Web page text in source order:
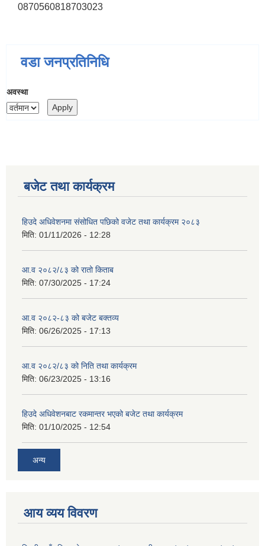
0870560818703023
वडा जनप्रतिनिधि
अवस्था
बजेट तथा कार्यक्रम
हिउदे अधिवेशनमा संसोधित पछिको वजेट तथा कार्यक्रम २०८३
मिति: 01/11/2026 - 12:28
आ.व २०८२/८३ को रातो किताब
मिति: 07/30/2025 - 17:24
आ.व २०८२-८३ को बजेट बक्तव्य
मिति: 06/26/2025 - 17:13
आ.व २०८२/८३ को निति तथा कार्यक्रम
मिति: 06/23/2025 - 13:16
हिउदे अधिवेशनबाट रकमान्तर भएको बजेट तथा कार्यक्रम
मिति: 01/10/2025 - 12:54
अन्य
आय व्यय विवरण